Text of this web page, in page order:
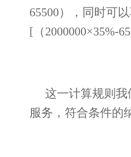
65500），同时可
[（2000000×35%-
这一计算规则
服务，符合条件的